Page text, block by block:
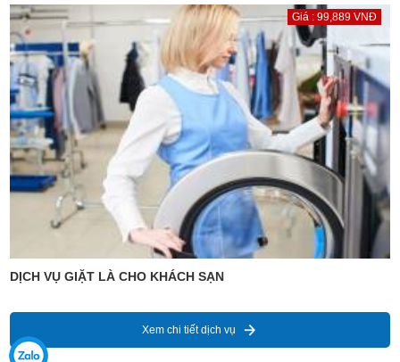
Giá : 99,889 VNĐ
DỊCH VỤ GIẶT LÀ CHO KHÁCH SẠN
Xem chi tiết dịch vụ